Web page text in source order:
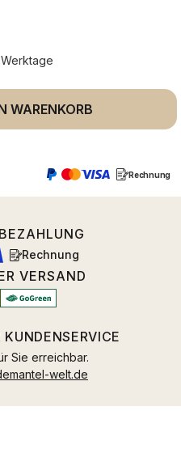
gewünschten
WARENKORB
Rechnung
Rechnung
VERSAND
KUNDENSERVICE
Sie erreichbar.
welt.de